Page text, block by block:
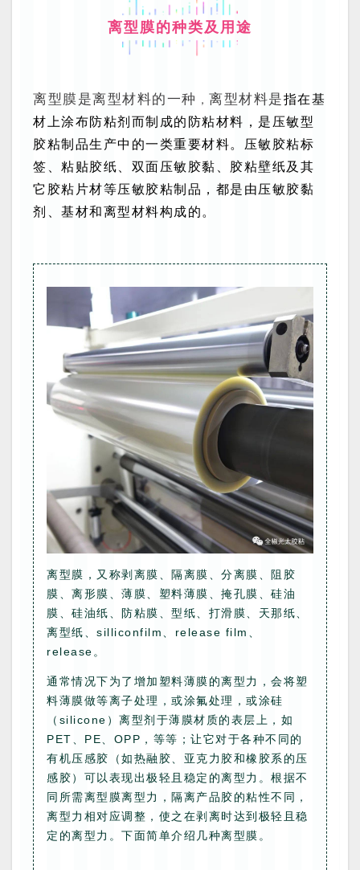
离型膜的种类及用途
离型膜是离型材料的一种 ， 离型材料是指在基
材上涂布防粘剂而制成的防粘材料，是压敏型
胶粘制品生 产中的一类重要材料。压敏胶粘标
签、粘贴胶纸、双面压敏胶黏、胶粘壁纸及其
它胶粘片材等压敏胶粘制品，都是由压敏胶黏
剂、基材和离型材料构成的。
离型膜，又称剥离膜、隔离膜、分离膜、阻胶
膜、离形膜、薄膜、塑料薄膜、掩孔膜、硅油
膜、硅油纸、防粘膜、型纸、打滑膜、天那纸、
离型纸、silliconfilm、release film、
release。
通常情况下为了增加塑料薄膜的离型力，会将塑
料薄膜做等离子处理，或涂氟处理，或涂硅
（silicone）离型剂于薄膜材质的表层上，如
PET、PE、OPP，等等；让它对于各种不同的
有机压感胶（如热融胶、亚克力胶和橡胶系的压
感胶）可以表现出极轻且稳定的离型力。根据不
同所需离型膜离型力，隔离产品胶的粘性不同，
离型力相对应调整，使之在剥离时达到极轻且稳
定的离型力。下面简单介绍几种离型膜。